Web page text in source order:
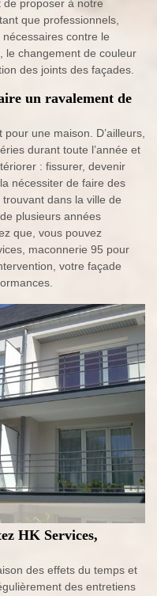
proposer à notre
que professionnels,
contre le
le changement de couleur
des joints des façades.
un ravalement de
une maison. D’ailleurs,
durant toute l’année et
: fissurer, devenir
nécessiter de faire des
dans la ville de
plusieurs années
que, vous pouvez
maconnerie 95 pour
votre façade
HK Services,
des effets du temps et
des entretiens